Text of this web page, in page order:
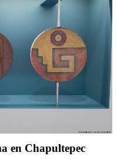
en Chapultepec